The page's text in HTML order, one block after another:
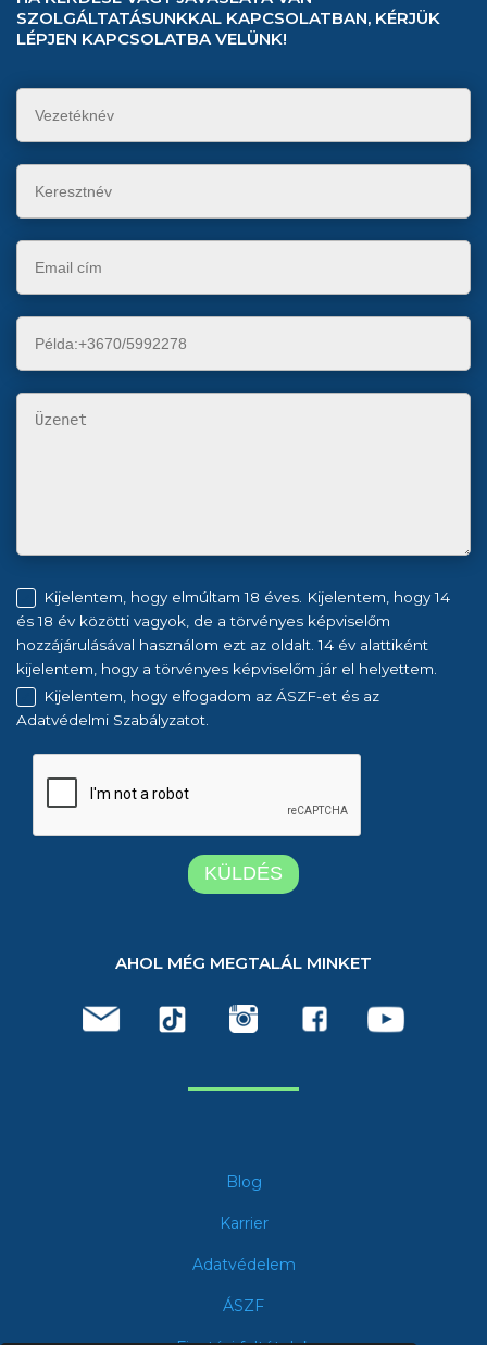
SZOLGÁLTATÁSUNKKAL KAPCSOLATBAN, KÉRJÜK
LÉPJEN KAPCSOLATBA VELÜNK!
Kijelentem, hogy elmúltam 18 éves. Kijelentem, hogy 14
és 18 év közötti vagyok, de a törvényes képviselőm
hozzájárulásával használom ezt az oldalt. 14 év alattiként
kijelentem, hogy a törvényes képviselőm jár el helyettem.
Kijelentem, hogy elfogadom az ÁSZF-et és az
Adatvédelmi Szabályzatot.
AHOL MÉG MEGTALÁL MINKET
Blog
Karrier
Adatvédelem
ÁSZF